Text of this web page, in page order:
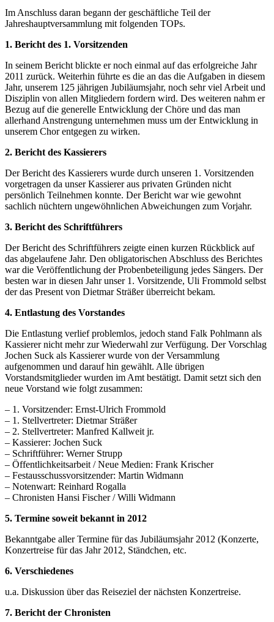
Im Anschluss daran begann der geschäftliche Teil der
Jahreshauptversammlung mit folgenden TOPs.
1. Bericht des 1. Vorsitzenden
In seinem Bericht blickte er noch einmal auf das erfolgreiche Jahr
2011 zurück. Weiterhin führte es die an das die Aufgaben in diesem
Jahr, unserem 125 jährigen Jubiläumsjahr, noch sehr viel Arbeit und
Disziplin von allen Mitgliedern fordern wird. Des weiteren nahm er
Bezug auf die generelle Entwicklung der Chöre und das man
allerhand Anstrengung unternehmen muss um der Entwicklung in
unserem Chor entgegen zu wirken.
2. Bericht des Kassierers
Der Bericht des Kassierers wurde durch unseren 1. Vorsitzenden
vorgetragen da unser Kassierer aus privaten Gründen nicht
persönlich Teilnehmen konnte. Der Bericht war wie gewohnt
sachlich nüchtern ungewöhnlichen Abweichungen zum Vorjahr.
3. Bericht des Schriftführers
Der Bericht des Schriftführers zeigte einen kurzen Rückblick auf
das abgelaufene Jahr. Den obligatorischen Abschluss des Berichtes
war die Veröffentlichung der Probenbeteiligung jedes Sängers. Der
besten war in diesen Jahr unser 1. Vorsitzende, Uli Frommold selbst
der das Present von Dietmar Sträßer überreicht bekam.
4. Entlastung des Vorstandes
Die Entlastung verlief problemlos, jedoch stand Falk Pohlmann als
Kassierer nicht mehr zur Wiederwahl zur Verfügung. Der Vorschlag
Jochen Suck als Kassierer wurde von der Versammlung
aufgenommen und darauf hin gewählt. Alle übrigen
Vorstandsmitglieder wurden im Amt bestätigt. Damit setzt sich den
neue Vorstand wie folgt zusammen:
– 1. Vorsitzender: Ernst-Ulrich Frommold
– 1. Stellvertreter: Dietmar Sträßer
– 2. Stellvertreter: Manfred Kallweit jr.
– Kassierer: Jochen Suck
– Schriftführer: Werner Strupp
– Öffentlichkeitsarbeit / Neue Medien: Frank Krischer
– Festausschussvorsitzender: Martin Widmann
– Notenwart: Reinhard Rogalla
– Chronisten Hansi Fischer / Willi Widmann
5. Termine soweit bekannt in 2012
Bekanntgabe aller Termine für das Jubiläumsjahr 2012 (Konzerte,
Konzertreise für das Jahr 2012, Ständchen, etc.
6. Verschiedenes
u.a. Diskussion über das Reiseziel der nächsten Konzertreise.
7. Bericht der Chronisten